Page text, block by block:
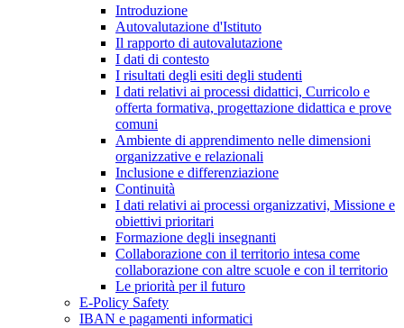
Introduzione
Autovalutazione d'Istituto
Il rapporto di autovalutazione
I dati di contesto
I risultati degli esiti degli studenti
I dati relativi ai processi didattici, Curricolo e
offerta formativa, progettazione didattica e prove
comuni
Ambiente di apprendimento nelle dimensioni
organizzative e relazionali
Inclusione e differenziazione
Continuità
I dati relativi ai processi organizzativi, Missione e
obiettivi prioritari
Formazione degli insegnanti
Collaborazione con il territorio intesa come
collaborazione con altre scuole e con il territorio
Le priorità per il futuro
E-Policy Safety
IBAN e pagamenti informatici